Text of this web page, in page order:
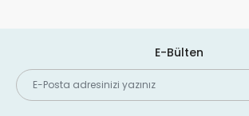
E-Bülten